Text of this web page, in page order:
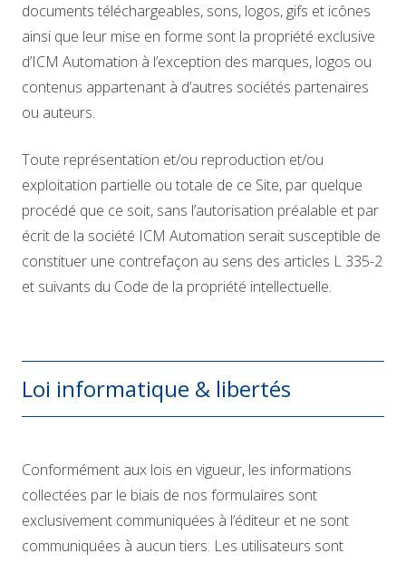
documents téléchargeables, sons, logos, gifs et icônes
ainsi que leur mise en forme sont la propriété exclusive
d’ICM Automation à l’exception des marques, logos ou
contenus appartenant à d’autres sociétés partenaires
ou auteurs.
Toute représentation et/ou reproduction et/ou
exploitation partielle ou totale de ce Site, par quelque
procédé que ce soit, sans l’autorisation préalable et par
écrit de la société ICM Automation serait susceptible de
constituer une contrefaçon au sens des articles L 335-2
et suivants du Code de la propriété intellectuelle.
Loi informatique & libertés
Conformément aux lois en vigueur, les informations
collectées par le biais de nos formulaires sont
exclusivement communiquées à l’éditeur et ne sont
communiquées à aucun tiers. Les utilisateurs sont